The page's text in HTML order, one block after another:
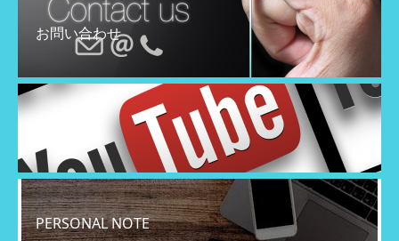
お問い合わせ
PERSONAL NOTE